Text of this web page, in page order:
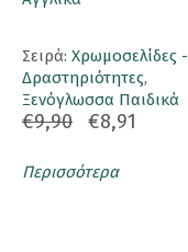
Σειρά: Χρωμοσελίδες -
Δραστηριότητες,
Ξενόγλωσσα Παιδικά
€9,90 €8,91
Περισσότερα